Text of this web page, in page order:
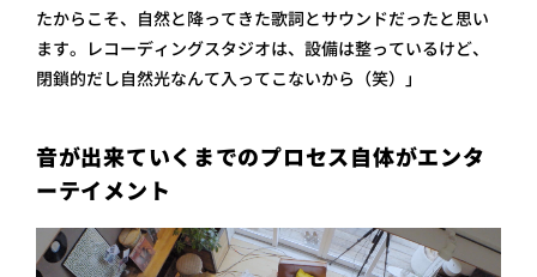
たからこそ、自然と降ってきた歌詞とサウンドだったと思い
ます。レコーディングスタジオは、設備は整っているけど、
閉鎖的だし自然光なんて入ってこないから（笑）」
音が出来ていくまでのプロセス自体がエンタ
ーテイメント